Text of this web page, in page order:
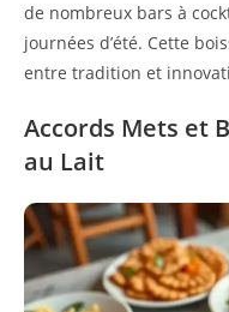
de nombreux bars à
journées d’été. Cette
entre tradition et
Accords Mets et
au Lait